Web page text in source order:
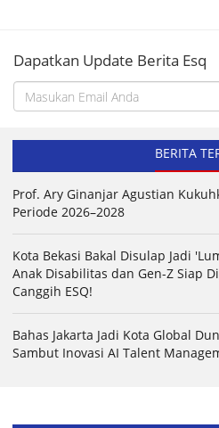
Dapatkan Update Berita Esq
BERITA
Prof. Ary Ginanjar Agustian
Periode 2026–2028
Kota Bekasi Bakal Disulap Jadi
Anak Disabilitas dan Gen-Z Siap
Canggih ESQ!
Bahas Jakarta Jadi Kota Global
Sambut Inovasi AI Talent